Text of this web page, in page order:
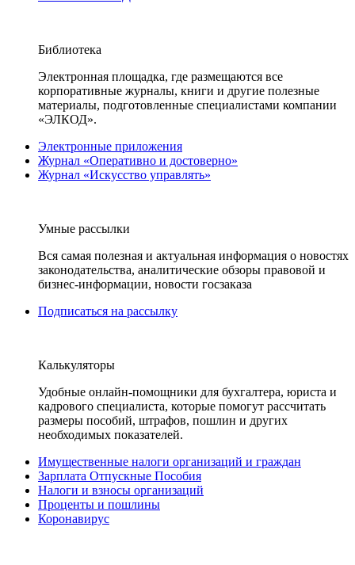
Библиотека
Электронная площадка, где размещаются все
корпоративные журналы, книги и другие полезные
материалы, подготовленные специалистами компании
«ЭЛКОД».
Электронные приложения
Журнал «Оперативно и достоверно»
Журнал «Искусство управлять»
Умные рассылки
Вся самая полезная и актуальная информация о новостях
законодательства, аналитические обзоры правовой и
бизнес-информации, новости госзаказа
Подписаться на рассылку
Калькуляторы
Удобные онлайн-помощники для бухгалтера, юриста и
кадрового специалиста, которые помогут рассчитать
размеры пособий, штрафов, пошлин и других
необходимых показателей.
Имущественные налоги организаций и граждан
Зарплата Отпускные Пособия
Налоги и взносы организаций
Проценты и пошлины
Коронавирус